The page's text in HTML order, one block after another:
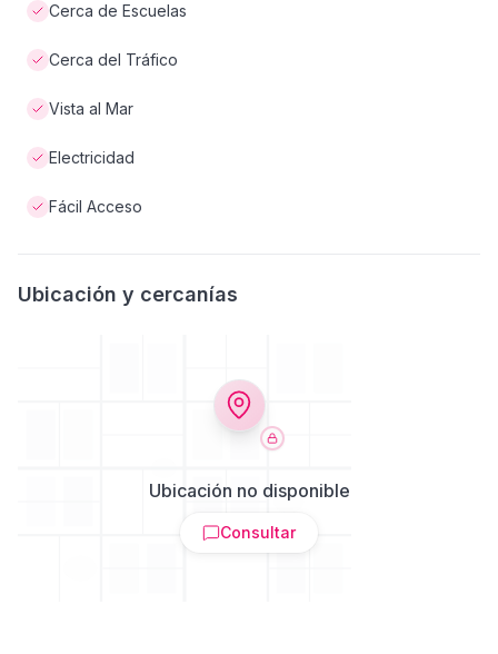
Cerca de Escuelas
Cerca del Tráfico
Vista al Mar
Electricidad
Fácil Acceso
Ubicación y cercanías
Ubicación no disponible
Consultar